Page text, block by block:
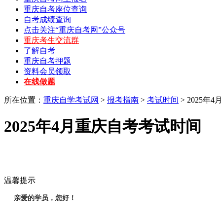
重庆自考座位查询
自考成绩查询
点击关注“重庆自考网”公众号
重庆考生交流群
了解自考
重庆自考押题
资料会员领取
在线做题
所在位置： 重庆自学考试网 > 报考指南 > 考试时间 > 2025年4
2025年4月重庆自考考试时间
温馨提示
亲爱的学员，您好！